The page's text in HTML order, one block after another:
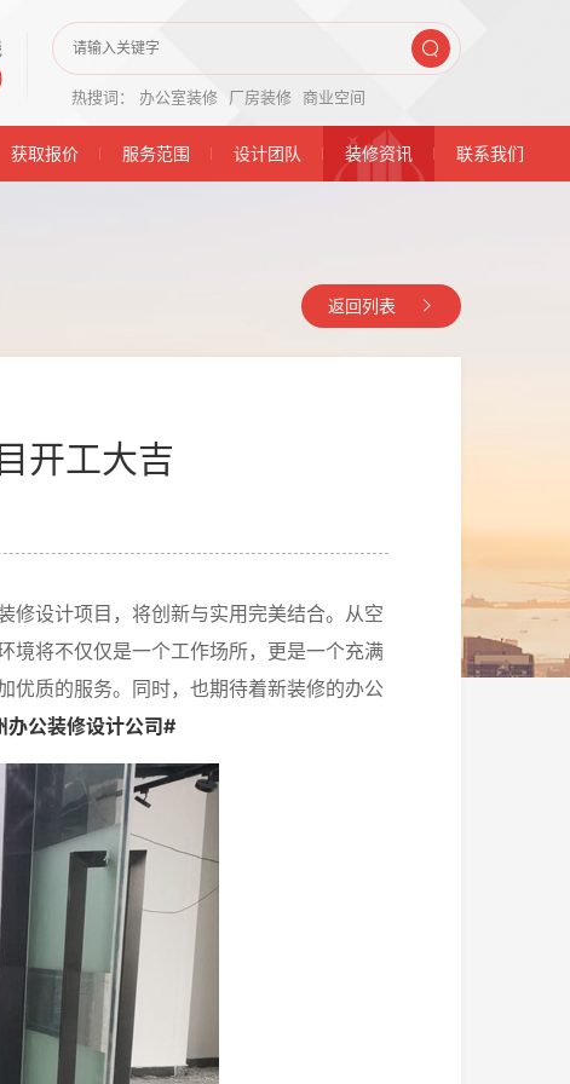
热搜词： 办公室装修 厂房装修 商业空间
获取报价 服务范围 设计团队 装修资讯 联系我们
返回列表
开工大吉
修设计项目，将创新与实用完美结合。从空
境将不仅仅是一个工作场所，更是一个充满
优质的服务。同时，也期待着新装修的办公
办公装修设计公司#